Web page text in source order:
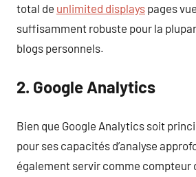
total de unlimited displays pages
suffisamment robuste pour la
blogs personnels.
2. Google Analytics
Bien que Google Analytics soit
pour ses capacités d’analyse
également servir comme compteur